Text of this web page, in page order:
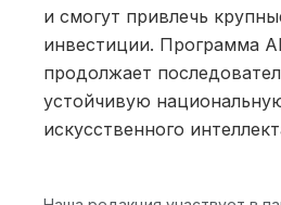
и смогут привлечь
инвестиции. Программа
продолжает
устойчивую
искусственного